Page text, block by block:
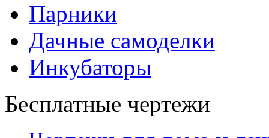
Парники
Дачные самоделки
Инкубаторы
Бесплатные чертежи